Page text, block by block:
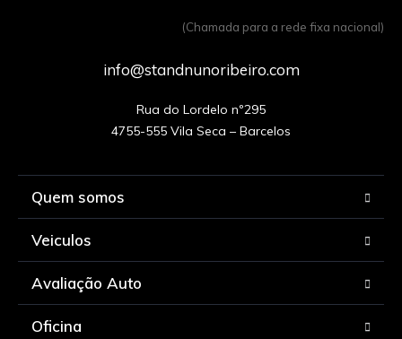
(Chamada para a rede fixa nacional)
info@standnunoribeiro.com
Rua do Lordelo nº295
Quem somos
Veiculos
Avaliação Auto
Oficina